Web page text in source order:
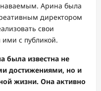
Арина была
директором
свои
ими с публикой.
была известна не
достижениями, но и
жизни. Она активно